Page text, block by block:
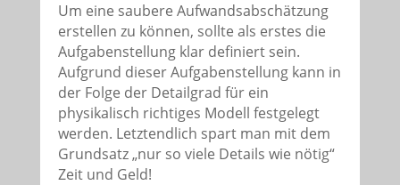
Um eine saubere Aufwandsabschätzung
erstellen zu können, sollte als erstes die
Aufgabenstellung klar definiert sein.
Aufgrund dieser Aufgabenstellung kann in
der Folge der Detailgrad für ein
physikalisch richtiges Modell festgelegt
werden. Letztendlich spart man mit dem
Grundsatz „nur so viele Details wie nötig“
Zeit und Geld!